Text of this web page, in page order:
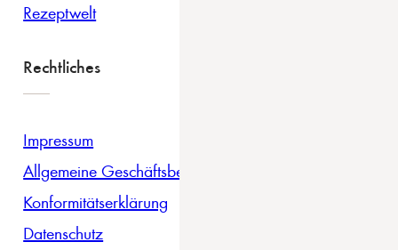
Rezeptwelt
Rechtliches
Impressum
Allgemeine Geschäftsbedingungen
Konformitätserklärung
Datenschutz